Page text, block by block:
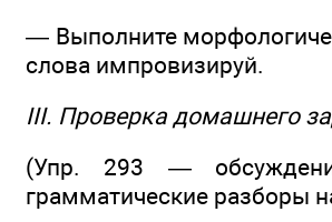
— Выполните
слова импровизируй.
III. Проверка домашнего
(Упр. 293 —
грамматические разборы